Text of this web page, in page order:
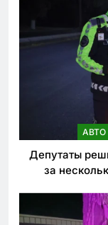
АВТО
Депутаты
за